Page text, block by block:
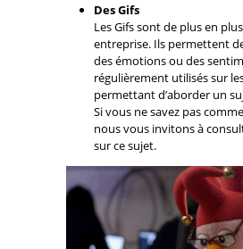
Des Gifs
Les Gifs sont de plus en
entreprise. Ils permettent
des émotions ou des
régulièrement utilisés sur
permettant d’aborder un
Si vous ne savez pas
nous vous invitons à
sur ce sujet.